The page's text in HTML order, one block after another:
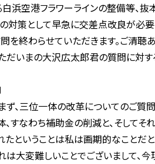
浜空港フラワーラインの整備等、
対策として早急に交差点改良が必
を終わらせていただきます。ご清聴
いまの大沢広太郎君の質問に対す
、三位一体の改革についてのご質問
すなわち補助金の削減と、そしてそ
ということは私は画期的なことだと
は大変難しいことでございまして、